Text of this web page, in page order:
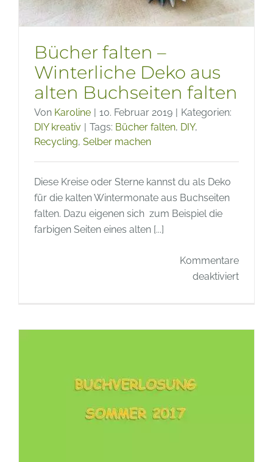
Bücher falten –
Winterliche Deko aus
alten Buchseiten falten
Von Karoline 10. Februar 2019
Kategorien:
DIY kreativ
Tags: Bücher falten, DIY,
Recycling, Selber machen
Diese Kreise oder Sterne kannst du als Deko
für die kalten Wintermonate aus Buchseiten
falten. Dazu eigenen sich zum Beispiel die
farbigen Seiten eines alten [...]
Kommentare
deaktiviertfür